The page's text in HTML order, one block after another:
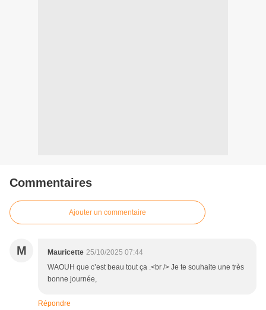
Commentaires
Ajouter un commentaire
M Mauricette 25/10/2025 07:44
WAOUH que c’est beau tout ça .<br /> Je te souhaite une très
bonne journée,
Répondre